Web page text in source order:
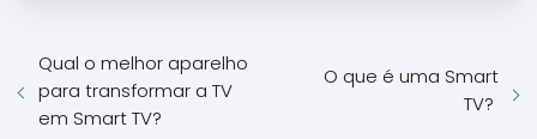
Qual o melhor aparelho
para transformar a TV
em Smart TV?
O que é uma Smart
TV?